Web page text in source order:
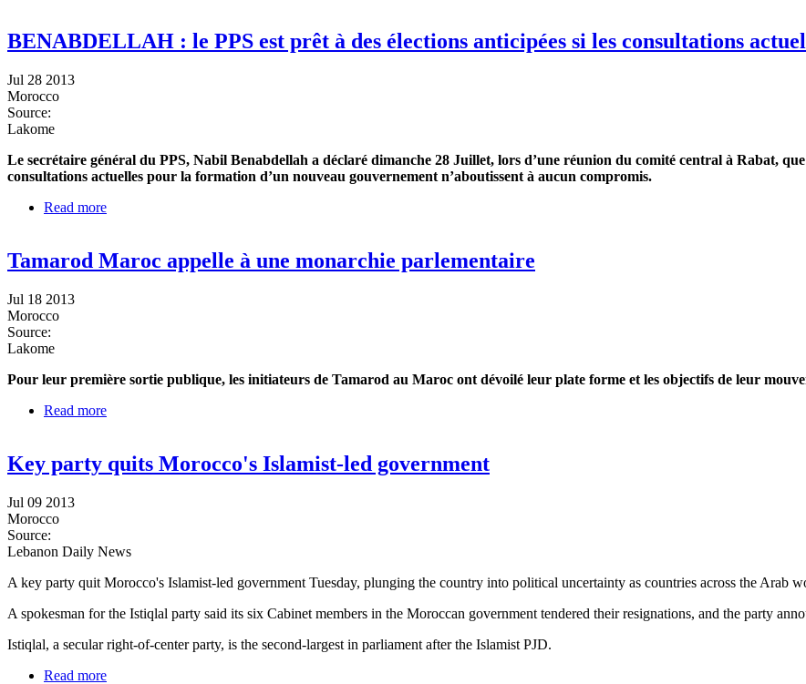
BENABDELLAH : le PPS est prêt à des élections anticipées si les consultations
Jul 28 2013
Morocco
Source:
Lakome
Le secrétaire général du PPS, Nabil Benabdellah a déclaré dimanche 28 Juillet, lors d’une réunion du comité central à Rabat,
consultations actuelles pour la formation d’un nouveau gouvernement n’aboutissent à aucun compromis.
Read more
Tamarod Maroc appelle à une monarchie parlementaire
Jul 18 2013
Morocco
Source:
Lakome
Pour leur première sortie publique, les initiateurs de Tamarod au Maroc ont dévoilé leur plate forme et les objectifs de leur
Read more
Key party quits Morocco's Islamist-led government
Jul 09 2013
Morocco
Source:
Lebanon Daily News
A key party quit Morocco's Islamist-led government Tuesday, plunging the country into political uncertainty as countries across the Arab
A spokesman for the Istiqlal party said its six Cabinet members in the Moroccan government tendered their resignations, and the party
Istiqlal, a secular right-of-center party, is the second-largest in parliament after the Islamist PJD.
Read more